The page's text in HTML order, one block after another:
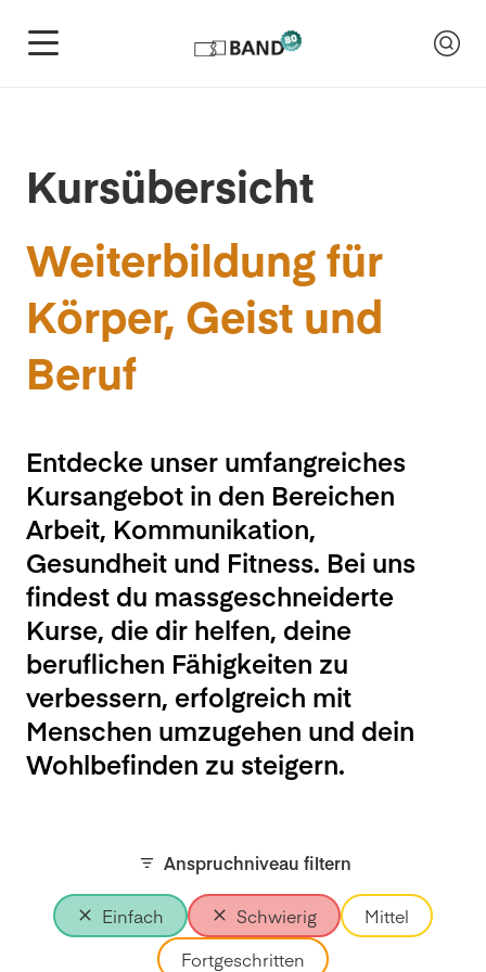
Kursübersicht
Weiterbildung für
Körper, Geist und
Beruf
Entdecke unser umfangreiches
Kursangebot in den Bereichen
Arbeit, Kommunikation,
Gesundheit und Fitness. Bei uns
findest du massgeschneiderte
Kurse, die dir helfen, deine
beruflichen Fähigkeiten zu
verbessern, erfolgreich mit
Menschen umzugehen und dein
Wohlbefinden zu steigern.
Anspruchniveau filtern
Einfach Schwierig
Mittel
Fortgeschritten